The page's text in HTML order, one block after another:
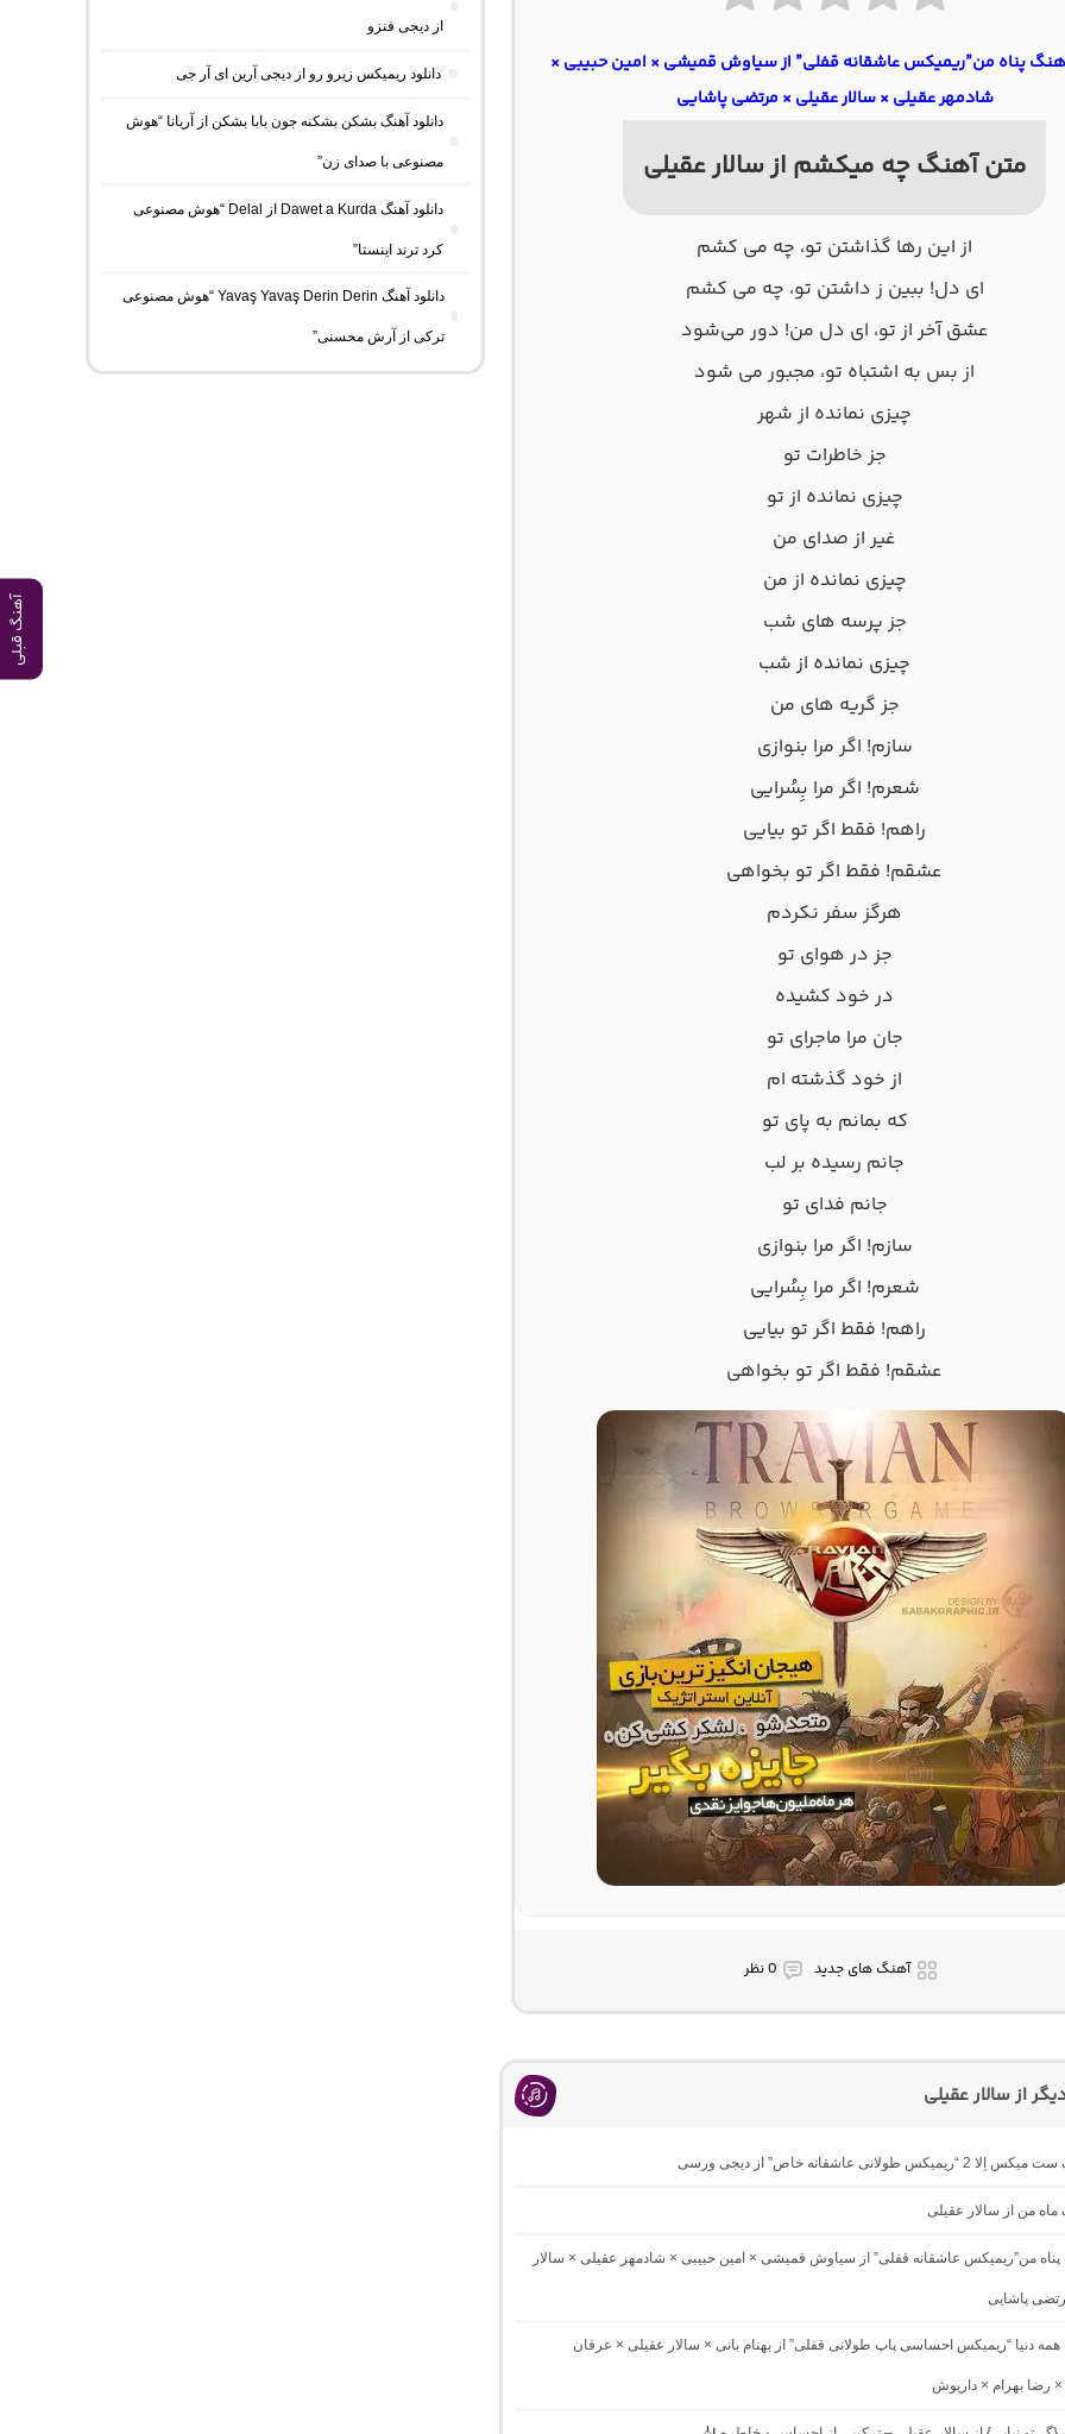
آهنگ قبلی
پناه من”ریمیکس عاشقانه قفلی” از سیاوش قمیشی × امین حبیبی ×
شادمهر عقیلی × سالار عقیلی × مرتضی پاشایی
متن آهنگ چه میکشم از سالار عقیلی
از این رها گذاشتن تو، چه می کشم
ای دل! ببین ز داشتن تو، چه می کشم
عشق آخر از تو، ای دل من! دور می‌شود
از بس به اشتباه تو، مجبور می شود
چیزی نمانده از شهر
جز خاطرات تو
چیزی نمانده از تو
غیر از صدای من
چیزی نمانده از من
جز پرسه های شب
چیزی نمانده از شب
جز گریه های من
سازم! اگر مرا بنوازی
شعرم! اگر مرا بِسُرایی
راهم! فقط اگر تو بیایی
عشقم! فقط اگر تو بخواهی
هرگز سفر نکردم
جز در هوای تو
در خود کشیده
جان مرا ماجرای تو
از خود گذشته ام
که بمانم به پای تو
جانم رسیده بر لب
جانم فدای تو
سازم! اگر مرا بنوازی
شعرم! اگر مرا بِسُرایی
راهم! فقط اگر تو بیایی
عشقم! فقط اگر تو بخواهی
آهنگ های جدید 0 نظر
از سالار عقیلی
طولانی عاشقانه خاص” از دیجی ورسی
ماه من از سالار عقیلی
پناه من”ریمیکس عاشقانه قفلی” از سیاوش قمیشی × امین حبیبی × شادمهر عقیلی × سالار
پاشایی
همه دنیا “ریمیکس احساسی پاپ طولانی قفلی” از بهنام بانی × سالار عقیلی × عرفان
رضا بهرام × داریوش
از دیجی فنزو
دانلود ریمیکس زیرو رو از دیجی آرین ای آر جی
دانلود آهنگ بشکن بشکنه جون بابا بشکن از آریانا “هوش
مصنوعی با صدای زن”
دانلود آهنگ Dawet a Kurda از Delal “هوش مصنوعی
کرد ترند اینستا”
دانلود آهنگ Yavaş Yavaş Derin Derin “هوش مصنوعی
ترکی از آرش محسنی”